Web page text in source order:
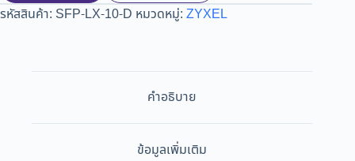
รหัสสินค้า: SFP-LX-10-D หมวดหมู่: ZYXEL
คำอธิบาย
ข้อมูลเพิ่มเติม